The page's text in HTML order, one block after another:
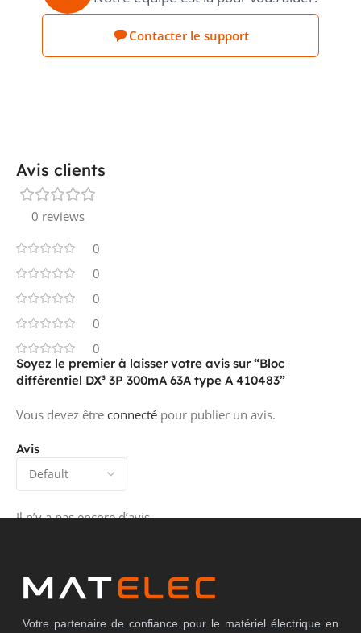
Contacter le support
Avis clients
0 reviews
0
0
0
0
0
Avis
Il n’y a pas encore d’avis.
Soyez le premier à laisser votre avis sur “Bloc
différentiel DX³ 3P 300mA 63A type A 410483”
Vous devez être connecté pour publier un avis.
Votre partenaire de confiance pour le matériel électrique en